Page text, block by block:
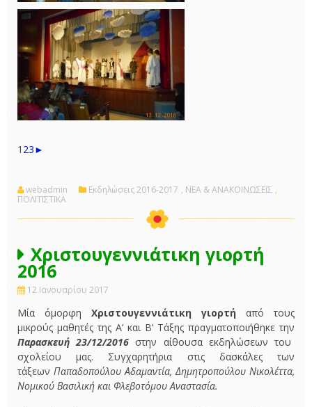
1 23►
webadmin Εκδηλώσεις 2016-2017 , ΝΕΑ & ΑΝΑΚΟΙΝΩΣΕΙΣ ,
ΠΟΛΙΤΙΣΤΙΚΑ
Χριστουγεννιάτικη γιορτή
2016
12 Ιανουαρίου 2017
Μία όμορφη Χριστουγεννιάτικη γιορτή από τους
μικρούς μαθητές της Α’ και Β’ Τάξης πραγματοποιήθηκε την
Παρασκευή 23/12/2016 στην αίθουσα εκδηλώσεων του
σχολείου μας. Συγχαρητήρια στις δασκάλες των
τάξεων Παπαδοπούλου Αδαμαντία, Δημητροπούλου Νικολέττα,
Νομικού Βασιλική και Φλεβοτόμου Αναστασία.